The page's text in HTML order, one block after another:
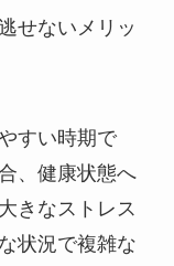
せないメリッ
すい時期で
、健康状態へ
きなストレス
状況で複雑な